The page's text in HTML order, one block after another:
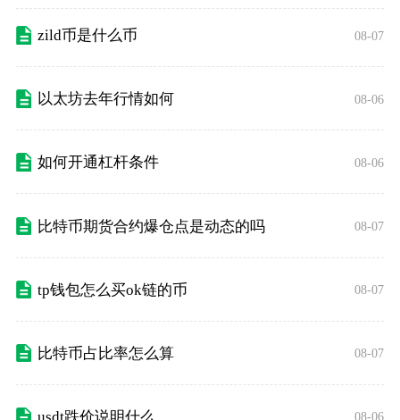
zild币是什么币 08-07
以太坊去年行情如何 08-06
如何开通杠杆条件 08-06
比特币期货合约爆仓点是动态的吗 08-07
tp钱包怎么买ok链的币 08-07
比特币占比率怎么算 08-07
08-06